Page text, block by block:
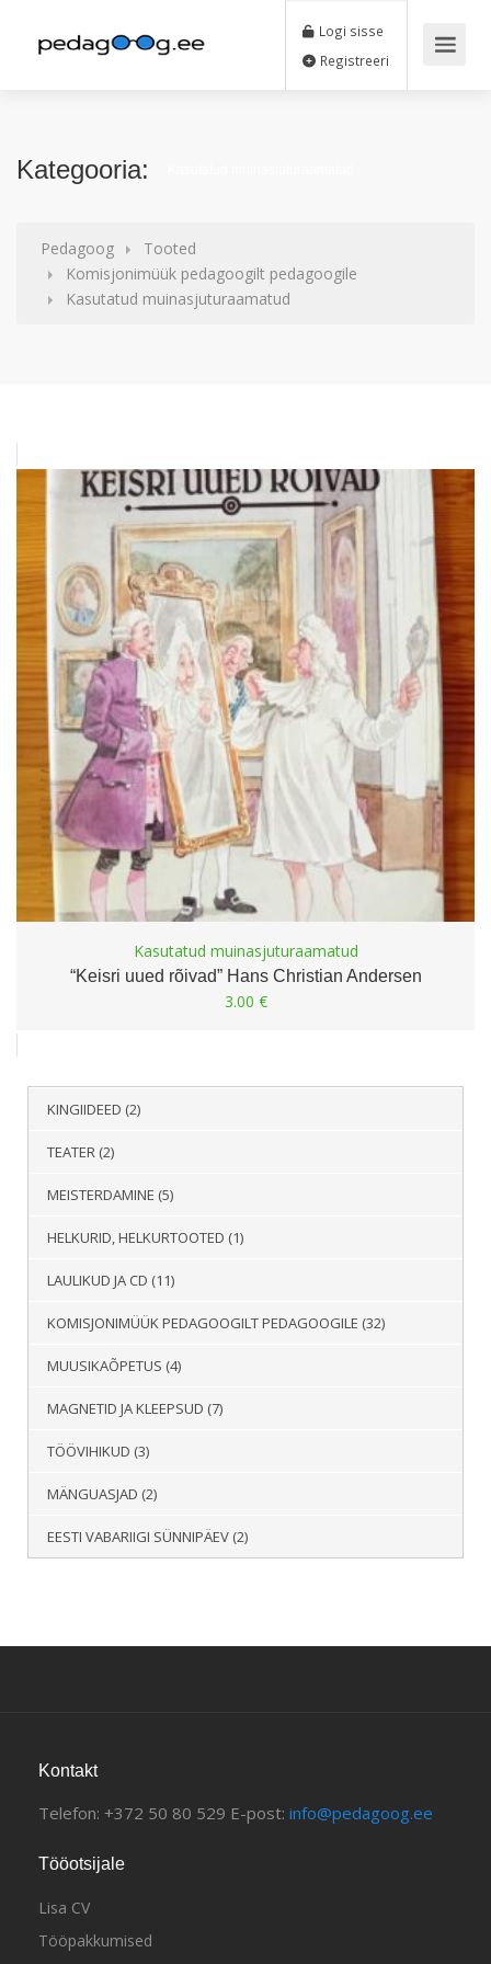
Logi sisse
Registreeri
Kategooria:
Pedagoog
Tooted
Komisjonimüük pedagoogilt pedagoogile
Kasutatud muinasjuturaamatud
Kasutatud muinasjuturaamatud
“Keisri uued rõivad” Hans Christian Andersen
3.00 €
KINGIIDEED (2)
TEATER (2)
MEISTERDAMINE (5)
HELKURID, HELKURTOOTED (1)
LAULIKUD JA CD (11)
KOMISJONIMÜÜK PEDAGOOGILT PEDAGOOGILE (32)
MUUSIKAÕPETUS (4)
MAGNETID JA KLEEPSUD (7)
TÖÖVIHIKUD (3)
MÄNGUASJAD (2)
EESTI VABARIIGI SÜNNIPÄEV (2)
Kontakt
Telefon: +372 50 80 529 E-post: info@pedagoog.ee
Tööotsijale
Lisa CV
Tööpakkumised